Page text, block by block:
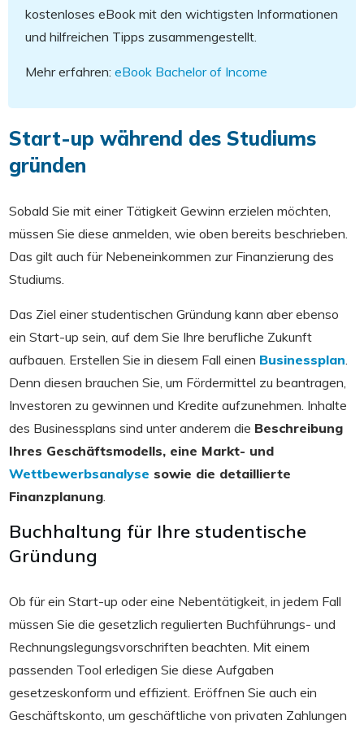
kostenloses eBook mit den wichtigsten Informationen
und hilfreichen Tipps zusammengestellt.
Mehr erfahren: eBook Bachelor of Income
Start-up während des Studiums
gründen
Sobald Sie mit einer Tätigkeit Gewinn erzielen möchten,
müssen Sie diese anmelden, wie oben bereits beschrieben.
Das gilt auch für Nebeneinkommen zur Finanzierung des
Studiums.
Das Ziel einer studentischen Gründung kann aber ebenso
ein Start-up sein, auf dem Sie Ihre berufliche Zukunft
aufbauen. Erstellen Sie in diesem Fall einen Businessplan.
Denn diesen brauchen Sie, um Fördermittel zu beantragen,
Investoren zu gewinnen und Kredite aufzunehmen. Inhalte
des Businessplans sind unter anderem die Beschreibung
Ihres Geschäftsmodells, eine Markt- und
Wettbewerbsanalyse sowie die detaillierte
Finanzplanung.
Buchhaltung für Ihre studentische
Gründung
Ob für ein Start-up oder eine Nebentätigkeit, in jedem Fall
müssen Sie die gesetzlich regulierten Buchführungs- und
Rechnungslegungsvorschriften beachten. Mit einem
passenden Tool erledigen Sie diese Aufgaben
gesetzeskonform und effizient. Eröffnen Sie auch ein
Geschäftskonto, um geschäftliche von privaten Zahlungen